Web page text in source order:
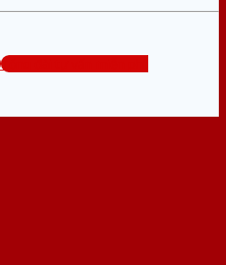
Tổng đài tư vấn miễn phí: